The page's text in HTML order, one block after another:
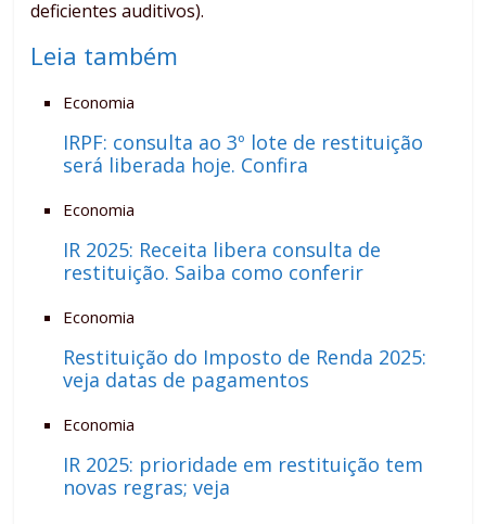
deficientes auditivos).
Leia também
Economia
IRPF: consulta ao 3º lote de restituição
será liberada hoje. Confira
Economia
IR 2025: Receita libera consulta de
restituição. Saiba como conferir
Economia
Restituição do Imposto de Renda 2025:
veja datas de pagamentos
Economia
IR 2025: prioridade em restituição tem
novas regras; veja